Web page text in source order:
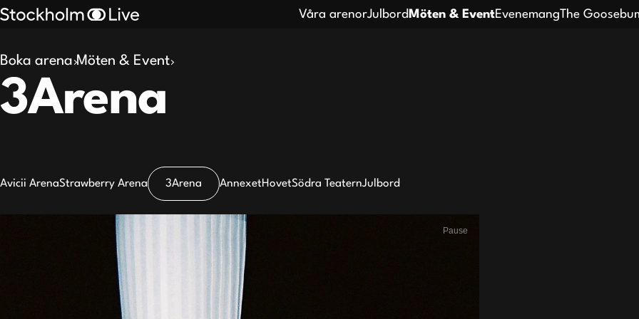
Search
results
Våra arenorJulbord Möten & EventEvenemang The
Boka arena Möten & Event
3Arena
Avicii ArenaStrawberry Arena 3Arena AnnexetHovetSödra TeaternJulbord
Pause